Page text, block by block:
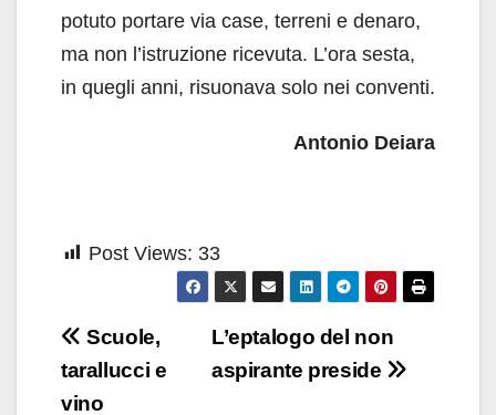
potuto portare via case, terreni e denaro,
ma non l’istruzione ricevuta. L’ora sesta,
in quegli anni, risuonava solo nei conventi.
Antonio Deiara
Post Views: 33
Navigazione
articoli
L’eptalogo del non
aspirante preside
Scuole,
tarallucci e
vino